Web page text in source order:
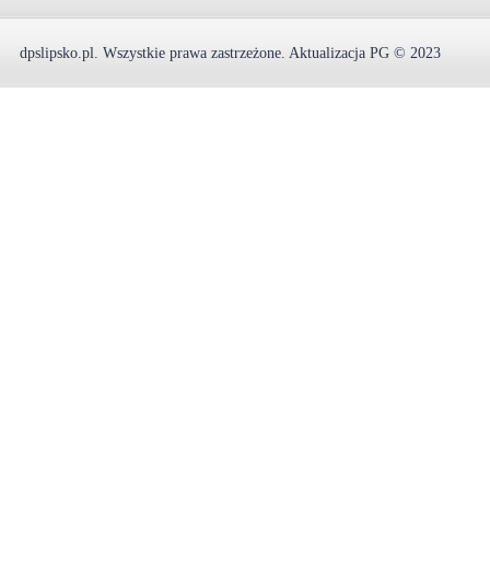
dpslipsko.pl. Wszystkie prawa zastrzeżone. Aktualizacja PG © 2023